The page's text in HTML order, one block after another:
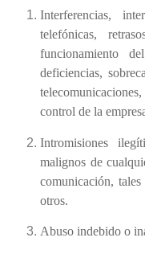
Interferencias,
telefónicas,
funcionamiento
deficiencias,
control de la
Intromisiones
malignos de
comunicación,
otros.
Abuso indebido o